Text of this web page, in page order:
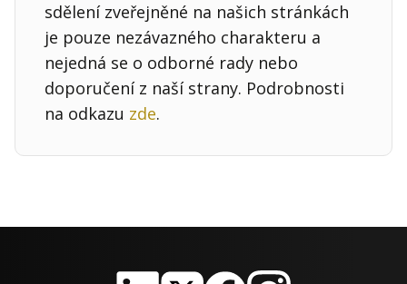
sdělení zveřejněné na našich stránkách
je pouze nezávazného charakteru a
nejedná se o odborné rady nebo
doporučení z naší strany. Podrobnosti
na odkazu zde.